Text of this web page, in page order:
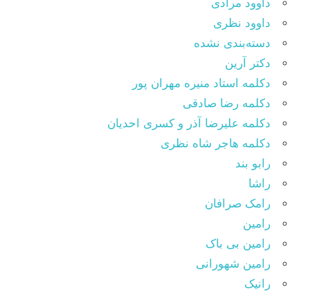
داوود مرادی
داوود نظری
دسته‌بندی نشده
دکتر آرین
دکلمه استاد منیره مهران پور
دکلمه رضا صادقی
دکلمه علیرضا آذر و کسری احدیان
دکلمه هاجر شاه نظری
رابو بند
راشا
رامک صرافان
رامین
رامین بی باک
رامین شهورانی
رانیک